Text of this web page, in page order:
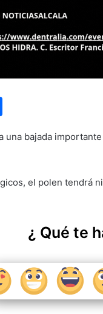
m
ar
bajada
el polen tendrá
¿ Qué te